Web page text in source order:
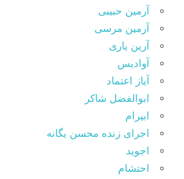
آرمین حبیبی
آرمین مرسی
آرین یاری
آوادیس
آیاز اعتماد
ابوالفضل شاکر
ابیرام
اجرای زنده محسن یگانه
اجوید
احتشام